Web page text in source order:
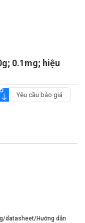
0.1mg; hiệu
Yêu cầu báo giá
datasheet/Hướng dẫn